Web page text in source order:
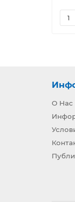
О Нас